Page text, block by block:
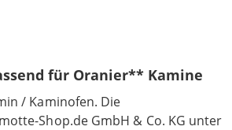
für Oranier** Kamine
/ Kaminofen. Die
Shop.de GmbH & Co. KG unter